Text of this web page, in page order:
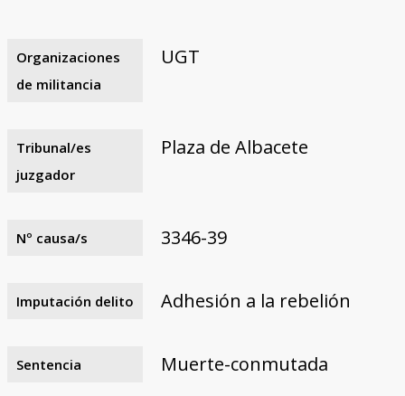
Organizaciones
de militancia
UGT
Tribunal/es
juzgador
Plaza de Albacete
Nº causa/s 3346-39
Imputación delito Adhesión a la rebelión
Sentencia Muerte-conmutada